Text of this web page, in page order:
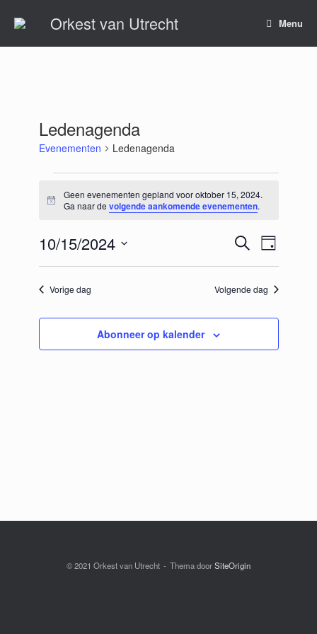
naar
inhoud
Orkest van Utrecht Menu
Ledenagenda
Evenementen Ledenagenda
oktober
Bericht
Geen evenementen gepland voor oktober 15, 2024.
Ga naar de volgende aankomende evenementen.
Evenementen
Zoeken
en
navigatie
ZoekenEvenement
weergaven
navigatie
Dag
10/15/2024
datum.
Vorige dag Volgende dag
Abonneer op kalender
© 2021 Orkest van Utrecht Thema doorSiteOrigin